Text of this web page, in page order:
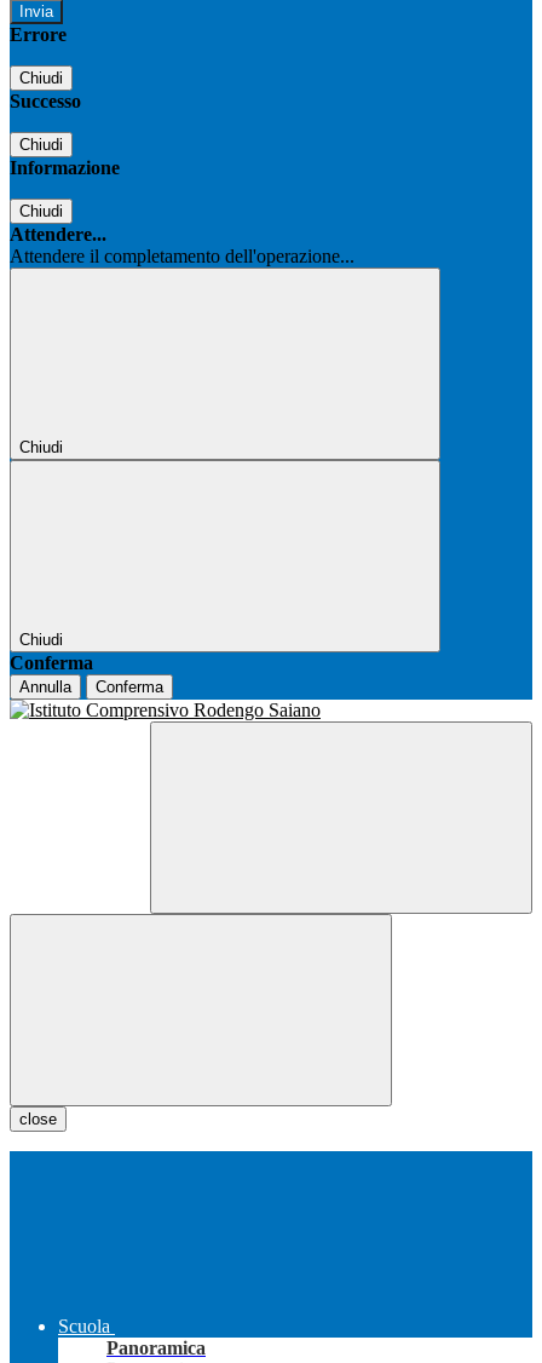
Errore
Chiudi
Successo
Chiudi
Informazione
Chiudi
Attendere...
Attendere il completamento dell'operazione...
Chiudi
Chiudi
Conferma
Annulla Conferma
close
Scuola
Panoramica